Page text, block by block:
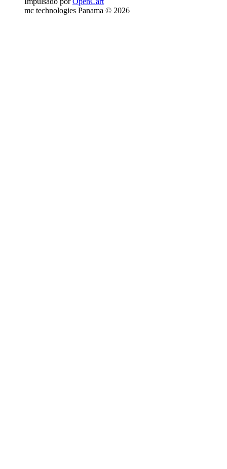
mc technologies Panama © 2026